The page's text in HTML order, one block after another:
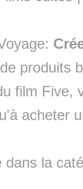
produits
film Five,
acheter
dans la